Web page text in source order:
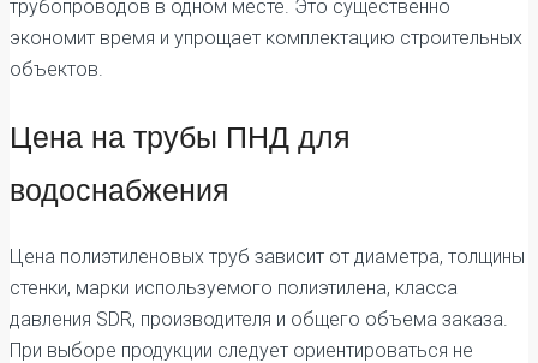
трубопроводов в одном месте. Это существенно
экономит время и упрощает комплектацию строительных
объектов.
Цена на трубы ПНД для
водоснабжения
Цена полиэтиленовых труб зависит от диаметра, толщины
стенки, марки используемого полиэтилена, класса
давления SDR, производителя и общего объема заказа.
При выборе продукции следует ориентироваться не